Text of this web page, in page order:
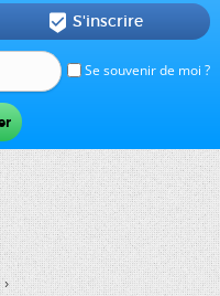
Se souvenir de moi ?
 S'inscrire